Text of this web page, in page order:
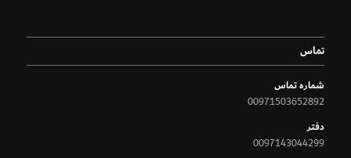
تماس
شماره تماس
00971503652892
دفتر
0097143044299